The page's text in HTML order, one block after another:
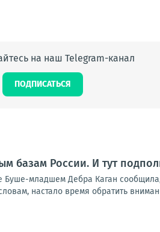
на наш Telegram-канал
ПОДПИСАТЬСЯ
базам России. И тут
младшем Дебра Каган
настало время обратить